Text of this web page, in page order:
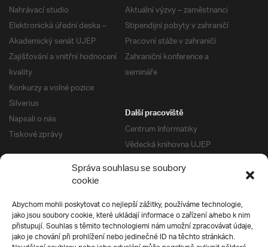
Správa souhlasu se soubory
cookie
Abychom mohli poskytovat co nejlepší zážitky, používáme technologie,
jako jsou soubory cookie, které ukládají informace o zařízení a/nebo k nim
přistupují. Souhlas s těmito technologiemi nám umožní zpracovávat údaje,
jako je chování při prohlížení nebo jedinečné ID na těchto stránkách.
Nahrávací studio
Elektronická úřední deska –
Akademický senát UJEP
Zajišťování a vnitřní hodnocení
kvality
Konkurzy a volné pozice
Silverius
Napsali o nás
Tiskové zprávy
Aktuální výzvy – zaměstnanci
Stipendijní pobyty v zahraničí
Pracovní stáže v zahraničí
Zahraniční konference a
semináře
Další pracoviště
Centrum Informatiky
Vědecká knihovna UJEP
Správa kolejí a menz
Univerzitní centrum podpory
Silverius
Pro uchazeče
Přijímací řízení